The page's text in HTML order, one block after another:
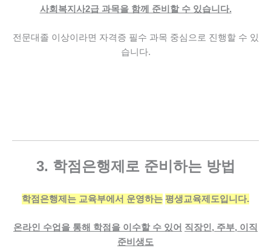
사회복지사2급 과목을 함께 준비할 수 있습니다.
전문대졸 이상이라면 자격증 필수 과목 중심으로 진행할 수 있
습니다.
3. 학점은행제로 준비하는 방법
학점은행제는 교육부에서 운영하는 평생교육제도입니다.
온라인 수업을 통해 학점을 이수할 수 있어 직장인, 주부, 이직
준비생도